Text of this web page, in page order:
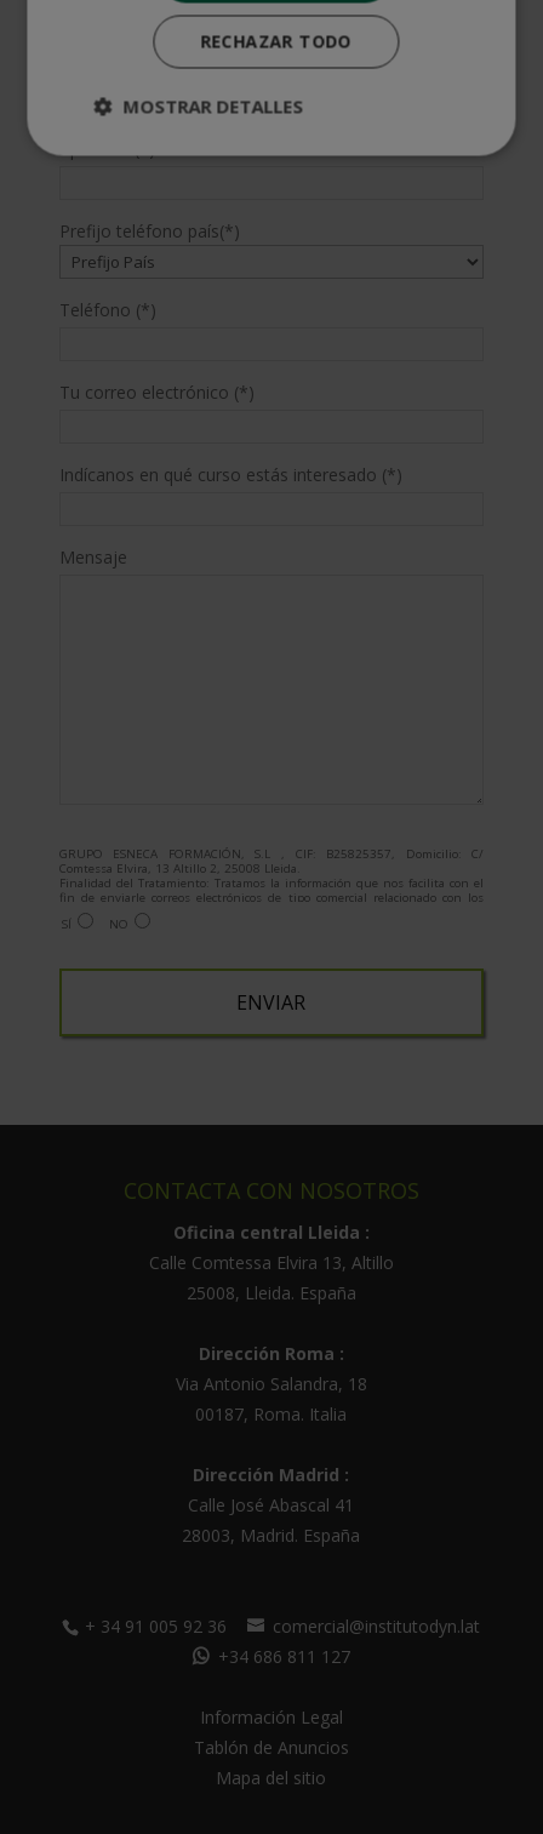
SOLICITA MÁS INFORMACIÓN
Prefijo teléfono país(*)
Teléfono (*)
Tu correo electrónico (*)
Indícanos en qué curso estás interesado (*)
Mensaje
GRUPO ESNECA FORMACIÓN, S.L , CIF: B25825357, Domicilio: C/
Comtessa Elvira, 13 Altillo 2, 25008 Lleida.
Finalidad del Tratamiento: Tratamos la información que nos facilita con el
fin de enviarle correos electrónicos de tipo comercial relacionado con los
productos ofrecidos y otros tipo de productos que fueran de su interés.
Legitimación del tratamiento: Consentimiento del interesado.
Para más información consulte nuestra Política de Privacidad.
SÍ NO
CONTACTA CON NOSOTROS
Oficina central Lleida :
Calle Comtessa Elvira 13, Altillo
25008, Lleida. España
Dirección Roma :
Via Antonio Salandra, 18
00187, Roma. Italia
Dirección Madrid :
Calle José Abascal 41
28003, Madrid. España
+ 34 91 005 92 36
comercial@institutodyn.lat
+34 686 811 127
Información Legal
Tablón de Anuncios
Mapa del sitio
RECHAZAR TODO
MOSTRAR DETALLES